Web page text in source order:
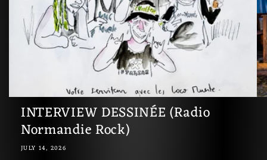
INTERVIEW DESSINÉE (Radio
Normandie Rock)
JULY 14, 2026